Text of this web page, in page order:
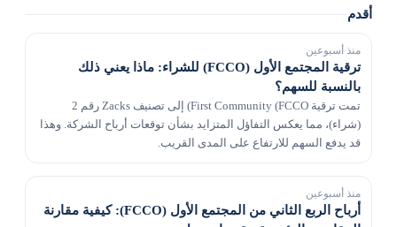
أقدم
منذ أسبوعين
ترقية المجتمع الأول (FCCO) للشراء: ماذا يعني ذلك
بالنسبة للسهم؟
تمت ترقية First Community (FCCO) إلى تصنيف Zacks رقم 2
(شراء)، مما يعكس التفاؤل المتزايد بشأن توقعات أرباح الشركة. وهذا
قد يدفع السهم للارتفاع على المدى القريب.
منذ أسبوعين
أرباح الربع الثاني من المجتمع الأول (FCCO): كيفية مقارنة